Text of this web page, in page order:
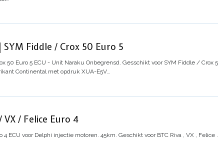
SYM Fiddle / Crox 50 Euro 5
50 Euro 5 ECU - Unit Naraku Onbegrensd. Gesschikt voor SYM Fiddle / Crox
Continental met opdruk XUA-E5V…
VX / Felice Euro 4
4 ECU voor Delphi injectie motoren. 45km. Geschikt voor BTC Riva , VX , Felice